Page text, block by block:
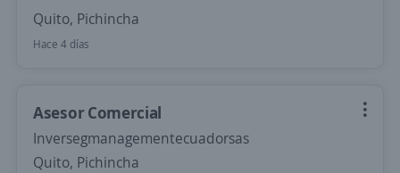
Quito, Pichincha
Hace 4 días
Asesor Comercial
Inversegmanagementecuadorsas
Quito, Pichincha